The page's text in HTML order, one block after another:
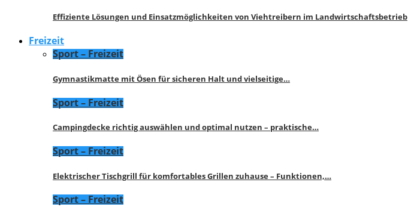
Effiziente Lösungen und Einsatzmöglichkeiten von Viehtreibern im Landwirtschaftsbetrieb
Freizeit
Sport – Freizeit
Gymnastikmatte mit Ösen für sicheren Halt und vielseitige…
Sport – Freizeit
Campingdecke richtig auswählen und optimal nutzen – praktische…
Sport – Freizeit
Elektrischer Tischgrill für komfortables Grillen zuhause – Funktionen,…
Sport – Freizeit